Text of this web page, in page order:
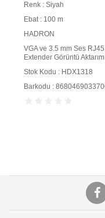
Renk : Siyah
Ebat : 100 m
HADRON
VGA ve 3.5 mm Ses RJ45
Extender Görüntü Aktarım
Stok Kodu : HDX1318
Barkodu :